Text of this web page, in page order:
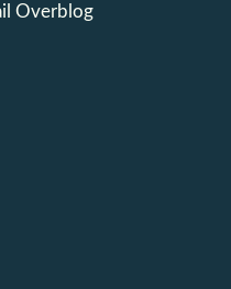
Overblog